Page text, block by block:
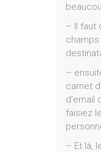
– Il faut
–
carnet
d’email
faisiez
– Et là,